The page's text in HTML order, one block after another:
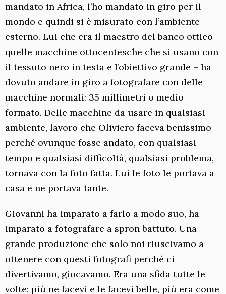
mandato in Africa, l’ho mandato in giro per il
mondo e quindi si è misurato con l’ambiente
esterno. Lui che era il maestro del banco ottico –
quelle macchine ottocentesche che si usano con
il tessuto nero in testa e l’obiettivo grande – ha
dovuto andare in giro a fotografare con delle
macchine normali: 35 millimetri o medio
formato. Delle macchine da usare in qualsiasi
ambiente, lavoro che Oliviero faceva benissimo
perché ovunque fosse andato, con qualsiasi
tempo e qualsiasi difficoltà, qualsiasi problema,
tornava con la foto fatta. Lui le foto le portava a
casa e ne portava tante.
Giovanni ha imparato a farlo a modo suo, ha
imparato a fotografare a spron battuto. Una
grande produzione che solo noi riuscivamo a
ottenere con questi fotografi perché ci
divertivamo, giocavamo. Era una sfida tutte le
volte: più ne facevi e le facevi belle, più era come